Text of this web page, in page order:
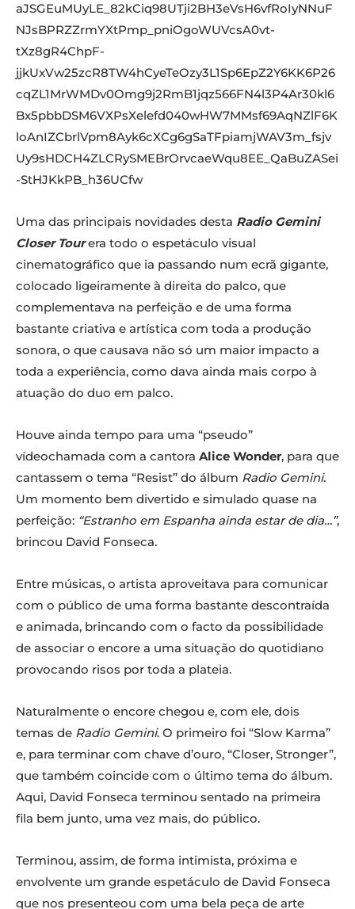
aJSGEuMUyLE_82kCiq98UTji2BH3eVsH6vfRoIyNNuF
NJsBPRZZrmYXtPmp_pniOgoWUVcsA0vt-
tXz8gR4ChpF-
jjkUxVw25zcR8TW4hCyeTeOzy3L1Sp6EpZ2Y6KK6P26
cqZL1MrWMDv0Omg9j2RmB1jqz566FN4l3P4Ar30kl6
Bx5pbbDSM6VXPsXelefd040wHW7MMsf69AqNZlF6K
loAnIZCbrlVpm8Ayk6cXCg6gSaTFpiamjWAV3m_fsjv
Uy9sHDCH4ZLCRySMEBrOrvcaeWqu8EE_QaBuZASei
-StHJKkPB_h36UCfw
Uma das principais novidades desta Radio Gemini
Closer Tourera todo o espetáculo visual
cinematográfico que ia passando num ecrã gigante,
colocado ligeiramente à direita do palco, que
complementava na perfeição e de uma forma
bastante criativa e artística com toda a produção
sonora, o que causava não só um maior impacto a
toda a experiência, como dava ainda mais corpo à
atuação do duo em palco.
Houve ainda tempo para uma “pseudo”
vídeochamada com a cantora Alice Wonder, para que
cantassem o tema “Resist” do álbum Radio Gemini.
Um momento bem divertido e simulado quase na
perfeição: “Estranho em Espanha ainda estar de dia…”,
brincou David Fonseca.
Entre músicas, o artista aproveitava para comunicar
com o público de uma forma bastante descontraída
e animada, brincando com o facto da possibilidade
de associar o encore a uma situação do quotidiano
provocando risos por toda a plateia.
Naturalmente o encore chegou e, com ele, dois
temas de Radio Gemini. O primeiro foi “Slow Karma”
e, para terminar com chave d’ouro, “Closer, Stronger”,
que também coincide com o último tema do álbum.
Aqui, David Fonseca terminou sentado na primeira
fila bem junto, uma vez mais, do público.
Terminou, assim, de forma intimista, próxima e
envolvente um grande espetáculo de David Fonseca
que nos presenteou com uma bela peça de arte